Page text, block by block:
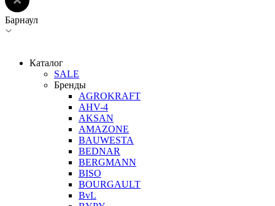
Барнаул
Каталог
SALE
Бренды
AGROKRAFT
AHV-4
AKSAN
AMAZONE
BAUWESTA
BEDNAR
BERGMANN
BISO
BOURGAULT
BvL